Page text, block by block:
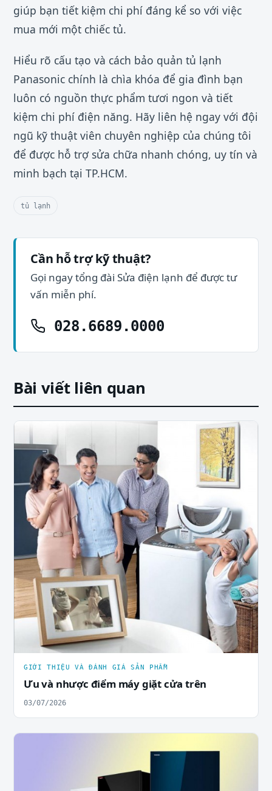
giúp bạn tiết kiệm chi phí đáng kể so với việc
mua mới một chiếc tủ.
Hiểu rõ cấu tạo và cách bảo quản tủ lạnh
Panasonic chính là chìa khóa để gia đình bạn
luôn có nguồn thực phẩm tươi ngon và tiết
kiệm chi phí điện năng. Hãy liên hệ ngay với đội
ngũ kỹ thuật viên chuyên nghiệp của chúng tôi
để được hỗ trợ sửa chữa nhanh chóng, uy tín và
minh bạch tại TP.HCM.
tủ lạnh
Cần hỗ trợ kỹ thuật?
Gọi ngay tổng đài Sửa điện lạnh để được tư
vấn miễn phí.
028.6689.0000
Bài viết liên quan
GIỚI THIỆU VÀ ĐÁNH GIÁ SẢN PHẨM
Ưu và nhược điểm máy giặt cửa trên
03/07/2026